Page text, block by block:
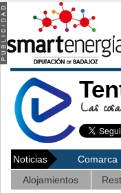
Las
Noticias Comarca
Alojamientos